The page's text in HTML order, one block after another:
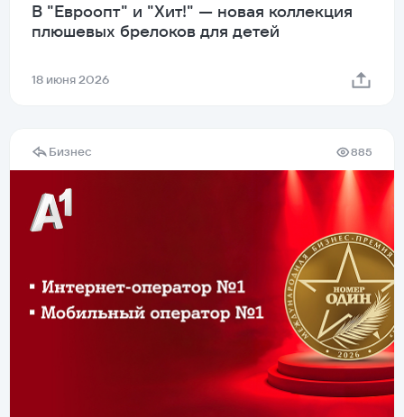
В "Евроопт" и "Хит!" — новая коллекция
плюшевых брелоков для детей
18 июня 2026
Бизнес 885